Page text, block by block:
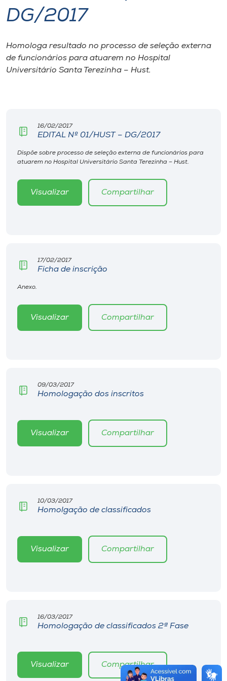
I.nova
Diplomados
Rádio
Unoesc
o idioma
DG/2017
Homologa resultado no processo de seleção externa
de funcionários para atuarem no Hospital
Universitário Santa Terezinha – Hust.
16/02/2017
EDITAL Nº 01/HUST – DG/2017
Dispõe sobre processo de seleção externa de funcionários para
atuarem no Hospital Universitário Santa Terezinha – Hust.
Visualizar Compartilhar
17/02/2017
Ficha de inscrição
Anexo.
Visualizar Compartilhar
09/03/2017
Homologação dos inscritos
Visualizar Compartilhar
10/03/2017
Homolgação de classificados
Visualizar Compartilhar
16/03/2017
Homologação de classificados 2ª Fase
Visualizar Compartilhar